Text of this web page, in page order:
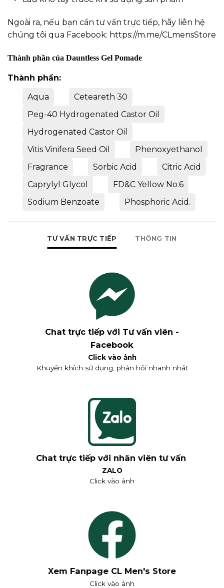
Ngoài ra, nếu bạn cần tư vấn trực tiếp, hãy liên hệ
chúng tôi qua Facebook: https://m.me/CLmensStore
Thành phần của Dauntless Gel Pomade
Thành phần:
Aqua
Ceteareth 30
Peg-40 Hydrogenated Castor Oil
Hydrogenated Castor Oil
Vitis Vinifera Seed Oil
Phenoxyethanol
Fragrance
Sorbic Acid
Citric Acid
Caprylyl Glycol
FD&C Yellow No.6
Sodium Benzoate
Phosphoric Acid.
TƯ VẤN TRỰC TIẾP THÔNG TIN
Chat trực tiếp với Tư vấn viên -
Facebook
Click vào ảnh
Khuyến khích sử dụng, phản hồi nhanh nhất
Chat trực tiếp với nhân viên tư vấn
ZALO
Click vào ảnh
Xem Fanpage CL Men's Store
Click vào ảnh